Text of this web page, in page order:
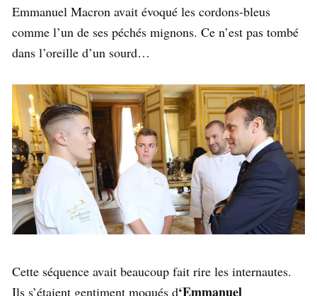
Emmanuel Macron avait évoqué les cordons-bleus
comme l’un de ses péchés mignons. Ce n’est pas tombé
dans l’oreille d’un sourd…
Cette séquence avait beaucoup fait rire les internautes.
Ils s’étaient gentiment moqués d‘Emmanuel